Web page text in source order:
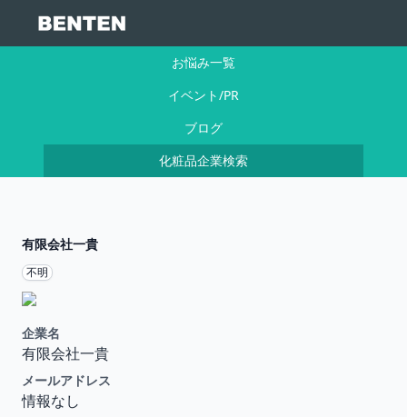
お悩み一覧
イベント/PR
ブログ
化粧品企業検索
有限会社一貴
不明
企業名
有限会社一貴
メールアドレス
情報なし